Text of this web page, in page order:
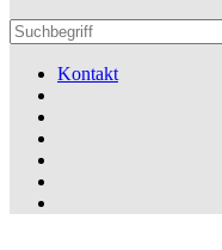
Kontakt